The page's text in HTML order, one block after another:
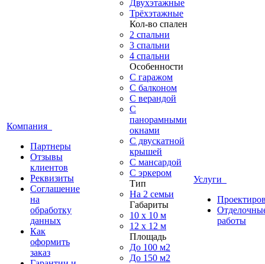
Компания
Партнеры
Отзывы
клиентов
Реквизиты
Соглашение
на
обработку
данных
Как
оформить
заказ
Двухэтажные
Трёхэтажные
Кол-во спален
2 спальни
3 спальни
4 спальни
Особенности
С гаражом
С балконом
С верандой
С
панорамными
окнами
С двускатной
крышей
С мансардой
С эркером
Тип
На 2 семьи
Габариты
10 x 10 м
12 x 12 м
Площадь
До 100 м2
До 150 м2
Услуги
работы